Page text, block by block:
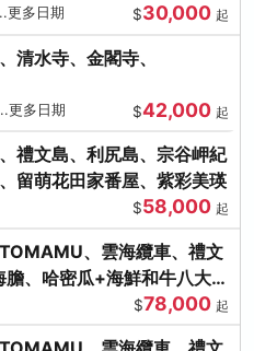
多日期 $30,000 起
清水寺、金閣寺、
多日期 $42,000 起
禮文島、利尻島、宗谷岬紀
留萌花田家番屋、紫彩美瑛
$58,000 起
、雲海纜車、禮文
、哈密瓜+海鮮和牛八大螃
$78,000 起